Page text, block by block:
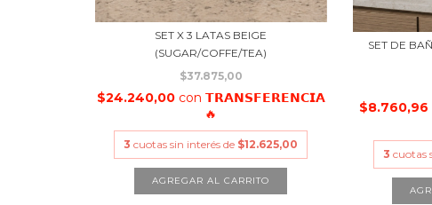
SET X 3 LATAS BEIGE
(SUGAR/COFFE/TEA)
$37.875,00
$24.240,00 con 𝗧𝗥𝗔𝗡𝗦𝗙𝗘𝗥𝗘𝗡𝗖𝗜𝗔
🔥
3 cuotas sin interés de $12.625,00
SET DE
$8.760,96
3 cuotas